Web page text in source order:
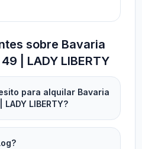
sobre Bavaria
| LADY LIBERTY
para alquilar Bavaria
LIBERTY?